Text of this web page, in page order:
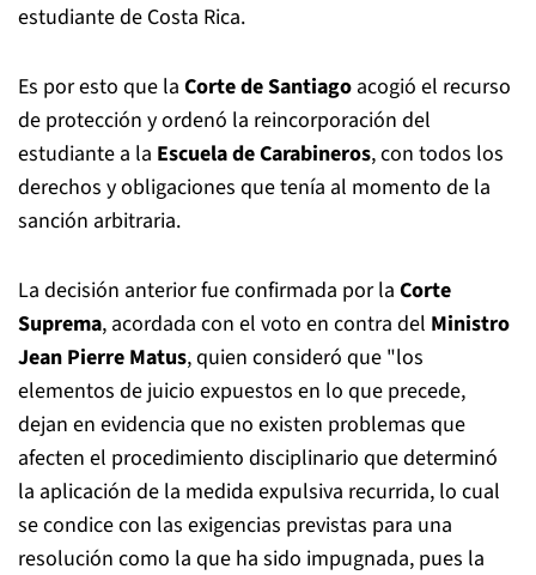
estudiante de Costa Rica.
Es por esto que la Corte de Santiago acogió el recurso
de protección y ordenó la reincorporación del
estudiante a la Escuela de Carabineros, con todos los
derechos y obligaciones que tenía al momento de la
sanción arbitraria.
La decisión anterior fue confirmada por la Corte
Suprema, acordada con el voto en contra del Ministro
Jean Pierre Matus, quien consideró que "los
elementos de juicio expuestos en lo que precede,
dejan en evidencia que no existen problemas que
afecten el procedimiento disciplinario que determinó
la aplicación de la medida expulsiva recurrida, lo cual
se condice con las exigencias previstas para una
resolución como la que ha sido impugnada, pues la